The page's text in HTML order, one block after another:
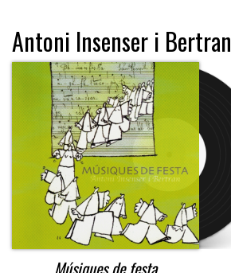
Antoni Insenser i Bertran
Músiques de festa